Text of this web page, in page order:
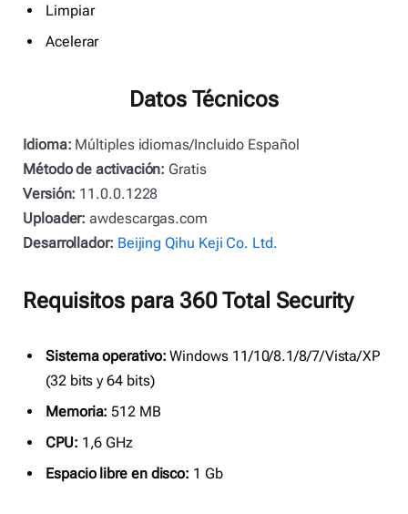
Limpiar
Acelerar
Datos Técnicos
Idioma: Múltiples idiomas/Incluido Español
Método de activación: Gratis
Versión: 11.0.0.1228
Uploader: awdescargas.com
Desarrollador: Beijing Qihu Keji Co. Ltd.
Requisitos para 360 Total Security
Sistema operativo: Windows 11/10/8.1/8/7/Vista/XP
(32 bits y 64 bits)
Memoria: 512 MB
CPU: 1,6 GHz
Espacio libre en disco: 1 Gb